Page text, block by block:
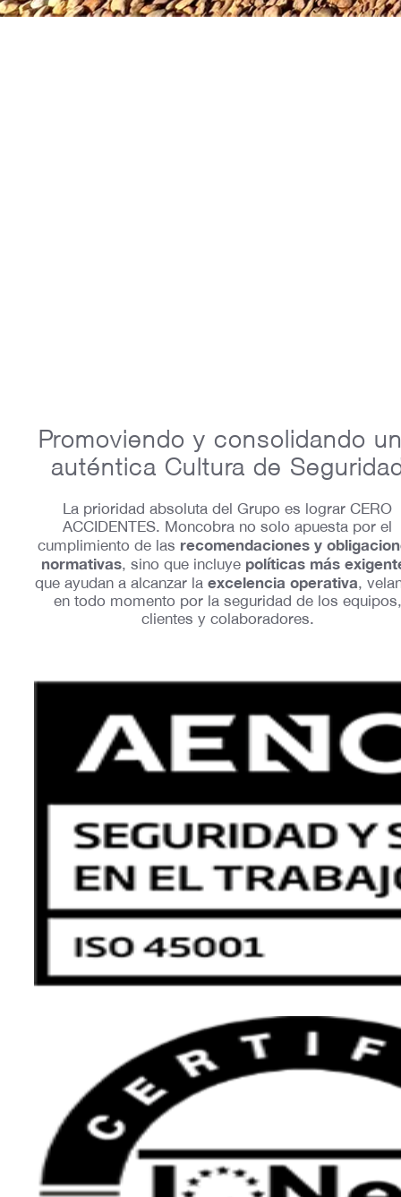
Promoviendo y consolidando
auténtica Cultura de
La prioridad absoluta del Grupo es lograr CERO
ACCIDENTES. Moncobra no solo apuesta por el
cumplimiento de las recomendaciones y
normativas, sino que incluye políticas más
que ayudan a alcanzar la excelencia operativa,
en todo momento por la seguridad de los equipos,
clientes y colaboradores.